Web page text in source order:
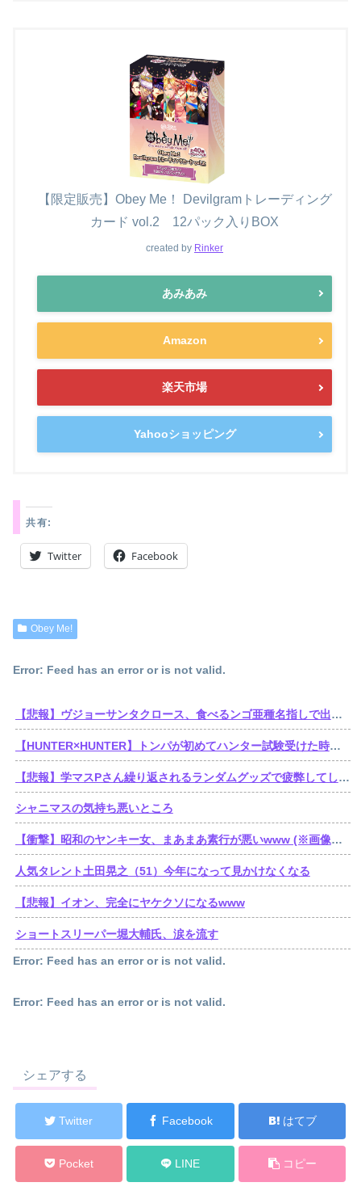
【限定販売】Obey Me！ Devilgramトレーディング
カード vol.2 12パック入りBOX
created by Rinker
あみあみ
Amazon
楽天市場
Yahooショッピング
共有:
Twitter Facebook
Obey Me!
Error: Feed has an error or is not valid.
【悲報】ヴジョーサンタクロース、食べるンゴ亜種名指しで出禁されてた
【HUNTER×HUNTER】トンパが初めてハンター試験受けた時ってゴンより若かったんだね
【悲報】学マスPさん繰り返されるランダムグッズで疲弊してしまう
シャニマスの気持ち悪いところ
【衝撃】昭和のヤンキー女、まあまあ素行が悪いwww (※画像あり)
人気タレント土田晃之（51）今年になって見かけなくなる
【悲報】イオン、完全にヤケクソになるwww
ショートスリーパー堀大輔氏、涙を流す
Error: Feed has an error or is not valid.
Error: Feed has an error or is not valid.
シェアする
Twitter Facebook はてブ
Pocket LINE コピー